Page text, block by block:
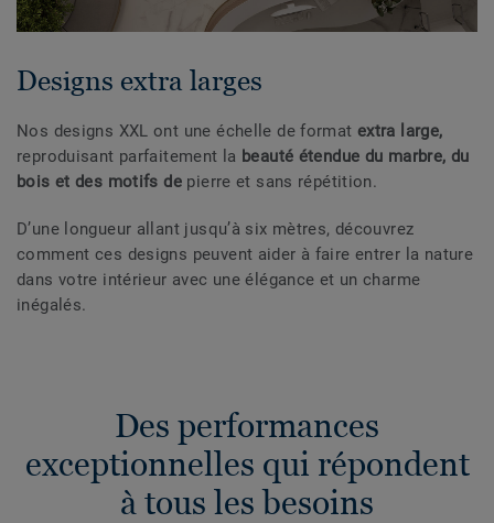
Designs extra larges
Nos designs XXL ont une échelle de format extra large,
reproduisant parfaitement la beauté étendue du marbre, du
bois et des motifs depierre et sans répétition.
D’une longueur allant jusqu’à six mètres, découvrez
comment ces designs peuvent aider à faire entrer la nature
dans votre intérieur avec une élégance et un charme
inégalés.
Des performances
exceptionnelles qui répondent
à tous les besoins